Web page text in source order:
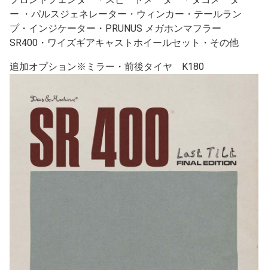
ー ・パルスジェネレーター・ウィンカー・テールラン
プ・インジケーター・PRUNUS メガホンマフラー
SR400・ワイズギアキャストホイールセット・その他
追加オプション※ミラー・前後タイヤ K180